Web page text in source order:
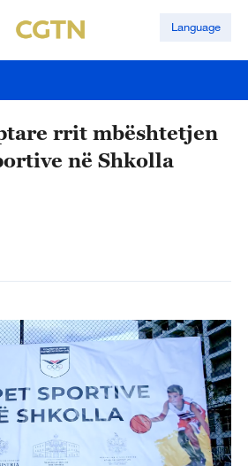
Language
rrit mbështetjen
në Shkolla